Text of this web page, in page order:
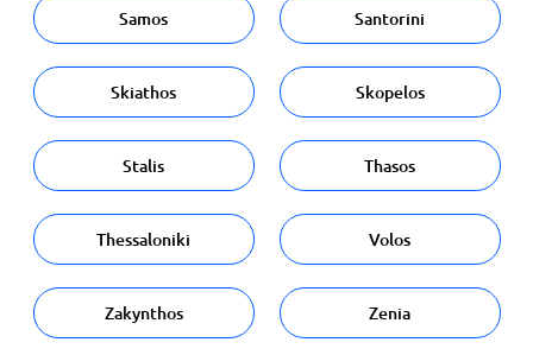
Samos Santorini
Skiathos Skopelos
Stalis Thasos
Thessaloniki Volos
Zakynthos Zenia